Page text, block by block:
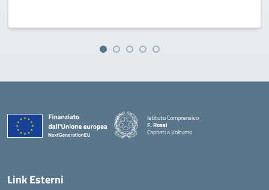
Istituto Comprensivo
F. Rossi
Capriati a Volturno
— Visita la pagina iniziale della scuola
Link Esterni